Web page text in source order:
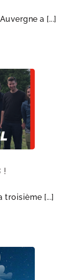
a [...]
!
[...]